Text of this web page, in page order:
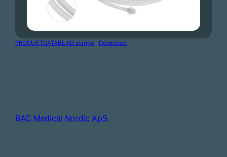
PRODUKTDATABLAD slange Download
BAC Medical Nordic ApS